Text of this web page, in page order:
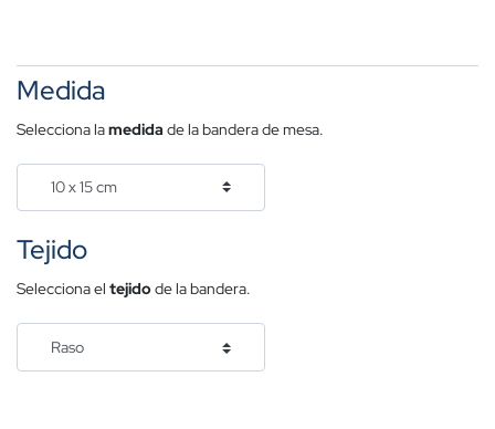
Medida
Selecciona lamedida de la bandera de mesa.
Tejido
Selecciona el tejidode la bandera.